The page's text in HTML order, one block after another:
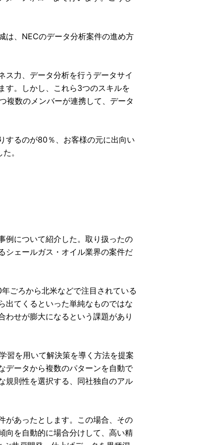
は、NECのデータ分析案件の進め方
ス力、データ分析を行うデータサイ
す。しかし、これら3つのスキルを
複数のメンバーが連携して、データ
するのが80％、お客様の元に出向い
。
例について紹介した。取り扱ったの
シェールガス・オイル業界の案件だ
ごろから北米などで注目されている
出てくるといった単純なものではな
わせが膨大になるという課題があり
習を用いて解決策を導く方法を提案
データから複数のパターンを自動で
規則性を選択する、同社独自のアル
があったとします。この場合、その
向を自動的に場合分けして、高い精